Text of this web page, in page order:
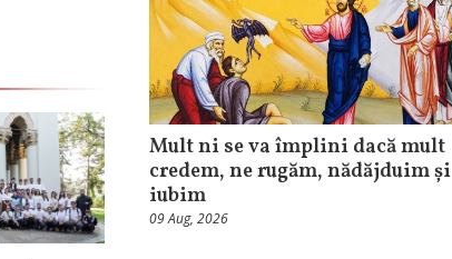
Mult ni se va împlini dacă mult
credem, ne rugăm, nădăjduim și
iubim
09 Aug, 2026